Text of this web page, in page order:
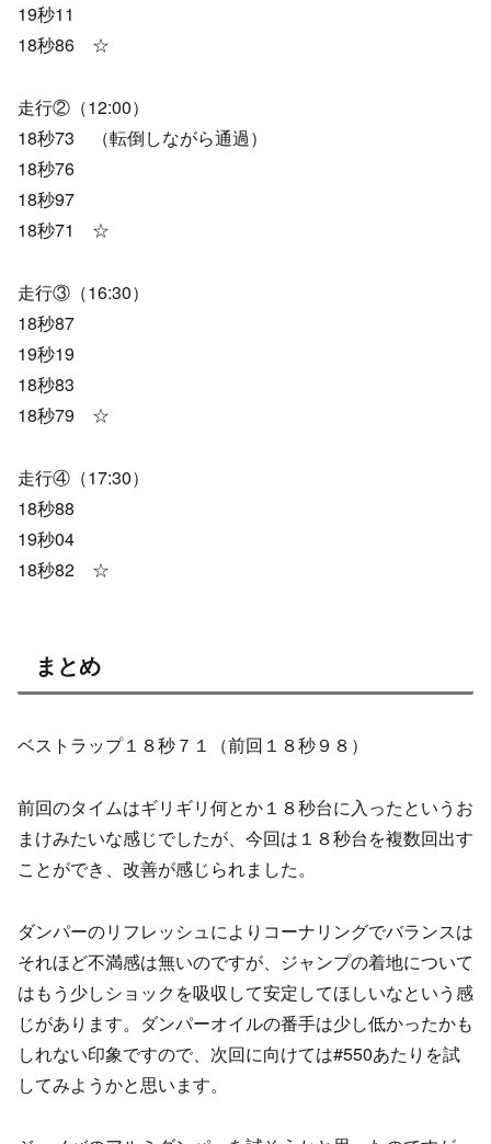
19秒11
18秒86 ☆
走行②（12:00）
18秒73 （転倒しながら通過）
18秒76
18秒97
18秒71 ☆
走行③（16:30）
18秒87
19秒19
18秒83
18秒79 ☆
走行④（17:30）
18秒88
19秒04
18秒82 ☆
まとめ
ベストラップ１８秒７１（前回１８秒９８）
前回のタイムはギリギリ何とか１８秒台に入ったというお
まけみたいな感じでしたが、今回は１８秒台を複数回出す
ことができ、改善が感じられました。
ダンパーのリフレッシュによりコーナリングでバランスは
それほど不満感は無いのですが、ジャンプの着地について
はもう少しショックを吸収して安定してほしいなという感
じがあります。ダンパーオイルの番手は少し低かったかも
しれない印象ですので、次回に向けては#550あたりを試
してみようかと思います。